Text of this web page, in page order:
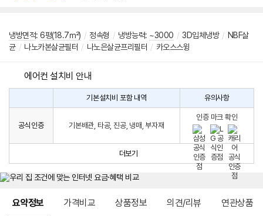
냉방면적: 6평(18.7㎡) / 정속형 / 냉방능력: ~3000 / 3D입체냉방 / NBF살
균 / 나노카본살균필터 / 나노은살균프리필터 / 카오스스윙
에어컨 설치비 안내
구
시
생
는
컨
설
기본설치비 포함 내역 유의사항
공식인증 기본배관, 타공, 진공, 냉매, 부자재
인증 마크 확인
더보기
요약정보 가격비교 상품정보 의견/리뷰 연관상품